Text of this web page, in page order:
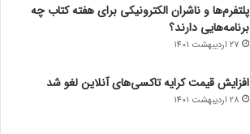
پلتفرم‌ها و ناشران الکترونیکی برای هفته کتاب چه
برنامه‌هایی دارند؟
27 اردیبهشت 1401
افزایش قیمت کرایه تاکسی‌های آنلاین لغو شد
28 اردیبهشت 1401